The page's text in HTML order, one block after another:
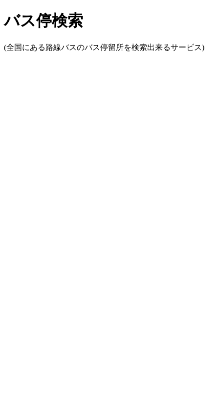
バス停検索
(全国にある路線バスのバス停留所を検索出来るサービス)